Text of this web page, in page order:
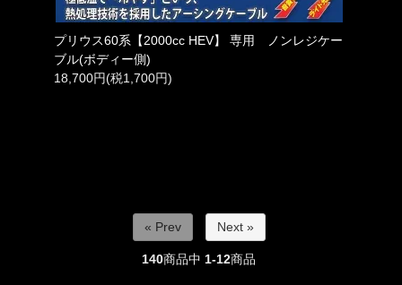
プリウス60系【2000cc HEV】 専用 ノンレジケー
ブル(ボディー側)
18,700円(税1,700円)
« Prev Next »
140商品中 1-12商品